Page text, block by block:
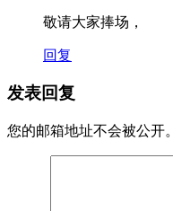
敬请大家捧场，
回复
发表回复
您的邮箱地址不会被公开。